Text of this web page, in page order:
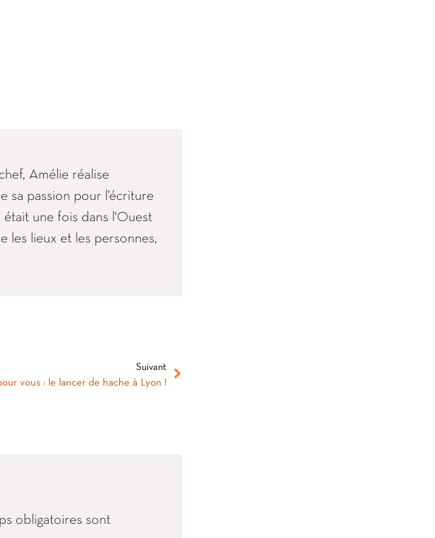
Amélie réalise
sa passion pour l’écriture
une fois dans l'Ouest
les lieux et les personnes,
Suivant
vous : le lancer de hache à Lyon !
obligatoires sont